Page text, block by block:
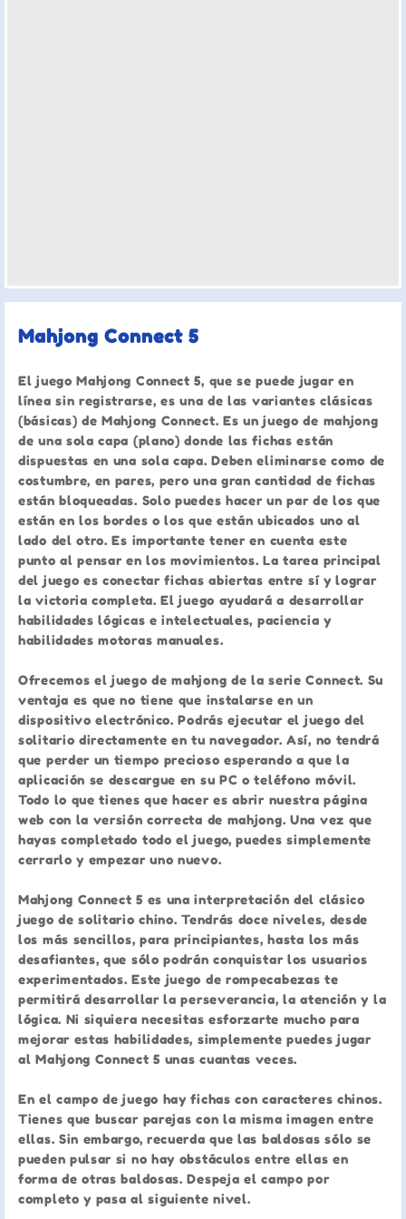
Mahjong Connect 5
El juego Mahjong Connect 5, que se puede jugar en
línea sin registrarse, es una de las variantes clásicas
(básicas) de Mahjong Connect. Es un juego de mahjong
de una sola capa (plano) donde las fichas están
dispuestas en una sola capa. Deben eliminarse como de
costumbre, en pares, pero una gran cantidad de fichas
están bloqueadas. Solo puedes hacer un par de los que
están en los bordes o los que están ubicados uno al
lado del otro. Es importante tener en cuenta este
punto al pensar en los movimientos. La tarea principal
del juego es conectar fichas abiertas entre sí y lograr
la victoria completa. El juego ayudará a desarrollar
habilidades lógicas e intelectuales, paciencia y
habilidades motoras manuales.
Ofrecemos el juego de mahjong de la serie Connect. Su
ventaja es que no tiene que instalarse en un
dispositivo electrónico. Podrás ejecutar el juego del
solitario directamente en tu navegador. Así, no tendrá
que perder un tiempo precioso esperando a que la
aplicación se descargue en su PC o teléfono móvil.
Todo lo que tienes que hacer es abrir nuestra página
web con la versión correcta de mahjong. Una vez que
hayas completado todo el juego, puedes simplemente
cerrarlo y empezar uno nuevo.
Mahjong Connect 5 es una interpretación del clásico
juego de solitario chino. Tendrás doce niveles, desde
los más sencillos, para principiantes, hasta los más
desafiantes, que sólo podrán conquistar los usuarios
experimentados. Este juego de rompecabezas te
permitirá desarrollar la perseverancia, la atención y la
lógica. Ni siquiera necesitas esforzarte mucho para
mejorar estas habilidades, simplemente puedes jugar
al Mahjong Connect 5 unas cuantas veces.
En el campo de juego hay fichas con caracteres chinos.
Tienes que buscar parejas con la misma imagen entre
ellas. Sin embargo, recuerda que las baldosas sólo se
pueden pulsar si no hay obstáculos entre ellas en
forma de otras baldosas. Despeja el campo por
completo y pasa al siguiente nivel.